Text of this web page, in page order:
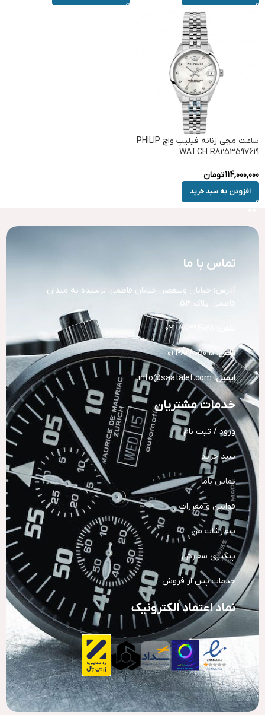
ساعت مچی زنانه فیلیپ واچ PHILIP
WATCH R8253597619
114,000,000تومان
افزودن به سبد خرید
تماس با ما
رس: خیابان ولیعصر، خیابان فاطمی، نرسیده به میدان
فاطمی، پلاک 53
تلفن:82805015-021
ایمیل: info@saatalef.com
خدمات مشتریان
ورود / ثبت نام
سبد خرید
تماس باما
قوانین و مقررات
سفارشات من
پیگیری سفارش
خدمات پس از فروش
نماد اعتماد الکترونیک